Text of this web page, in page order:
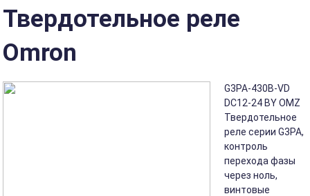
Твердотельное реле
Omron
G3PA-430B-VD
DC12-24 BY OMZ
Твердотельное
реле серии G3PA,
контроль
перехода фазы
через ноль,
винтовые